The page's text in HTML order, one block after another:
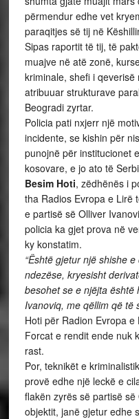
përmendur edhe vet
paraqitjes së tij në
Sipas raportit të tij, të
muajve në atë zonë,
kriminale, shefi i
atribuuar strukturave
Beogradi zyrtar.
Policia pati nxjerr një
incidente, se kishin për
punojnë për institucionet
kosovare, e jo ato të
Besim Hoti, zëdhënës i
tha Radios Evropa e Lirë
e partisë së Olliver
policia ka gjet prova në
ky konstatim.
“Është gjetur një shishe
ndezëse, kryesisht
besohet se e njëjta
Ivanoviq, me qëllim që të
Hoti për Radion Evropa e
Forcat e rendit ende nuk
rast.
Por, teknikët e
provë edhe një leckë e
flakën zyrës së partisë
objektit, janë gjetur edhe